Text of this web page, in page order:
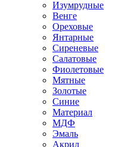
Изумрудные
Венге
Ореховые
Янтарные
Сиреневые
Салатовые
Фиолетовые
Мятные
Золотые
Синие
Материал
МДФ
Эмаль
Акрил